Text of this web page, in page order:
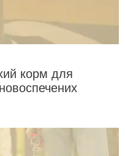
корм для